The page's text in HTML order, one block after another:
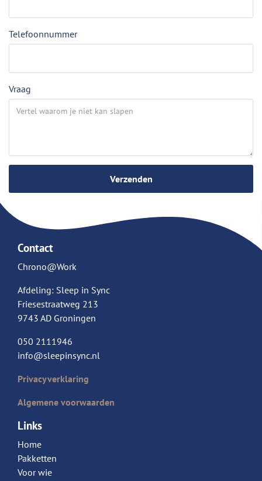
Telefoonnummer
Vraag
Verzenden
Contact
Chrono@Work
Afdeling: Sleep in Sync
Friesestraatweg 213
9743 AD Groningen
050 2111946
info@sleepinsync.nl
Privacyverklaring
Algemene voorwaarden
Links
Home
Pakketten
Voor wie